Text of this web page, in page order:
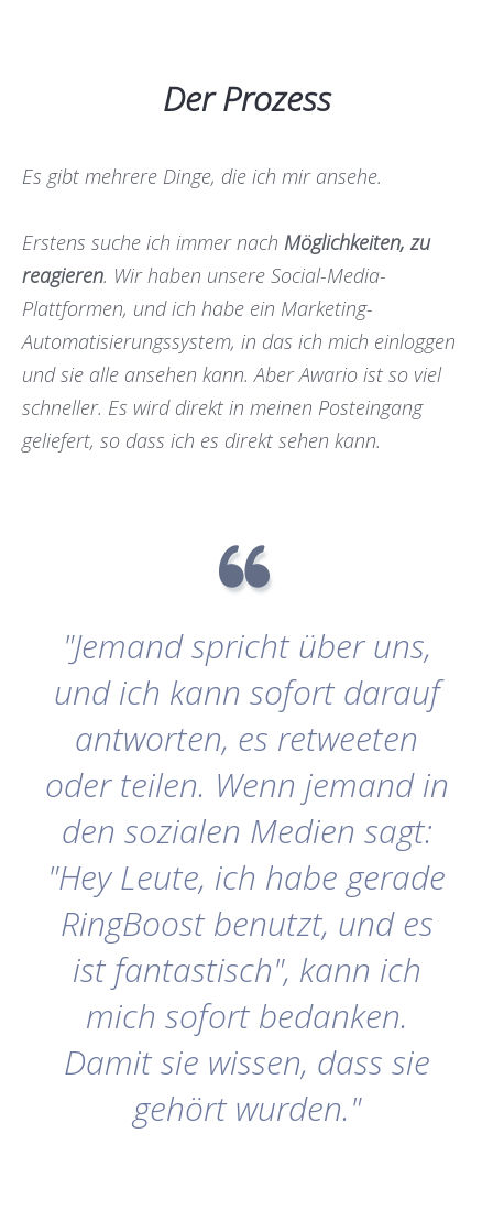
Der Prozess
Es gibt mehrere Dinge, die ich mir ansehe.
Erstens suche ich immer nach Möglichkeiten, zu
reagieren. Wir haben unsere Social-Media-
Plattformen, und ich habe ein Marketing-
Automatisierungssystem, in das ich mich einloggen
und sie alle ansehen kann. Aber Awario ist so viel
schneller. Es wird direkt in meinen Posteingang
geliefert, so dass ich es direkt sehen kann.
"Jemand spricht über uns,
und ich kann sofort darauf
antworten, es retweeten
oder teilen. Wenn jemand in
den sozialen Medien sagt:
"Hey Leute, ich habe gerade
RingBoost benutzt, und es
ist fantastisch", kann ich
mich sofort bedanken.
Damit sie wissen, dass sie
gehört wurden."